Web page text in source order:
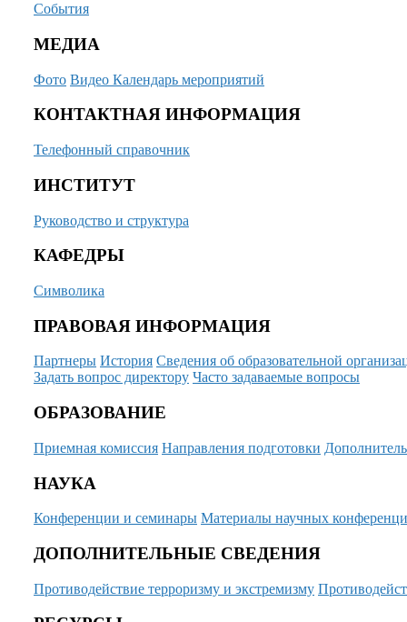
События
МЕДИА
Фото Видео Календарь мероприятий
КОНТАКТНАЯ ИНФОРМАЦИЯ
Телефонный справочник
ИНСТИТУТ
Руководство и структура
КАФЕДРЫ
Символика
ПРАВОВАЯ ИНФОРМАЦИЯ
Партнеры История Сведения об образовательной
Задать вопрос директору Часто задаваемые вопросы
ОБРАЗОВАНИЕ
Приемная комиссия Направления подготовки
НАУКА
Конференции и семинары Материалы научных
ДОПОЛНИТЕЛЬНЫЕ СВЕДЕНИЯ
Противодействие терроризму и экстремизму